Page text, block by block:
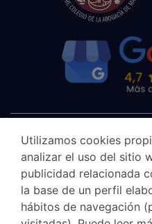
Utilizamos cookies
analizar el uso del sitio
publicidad relacionada
la base de un perfil
hábitos de navegación